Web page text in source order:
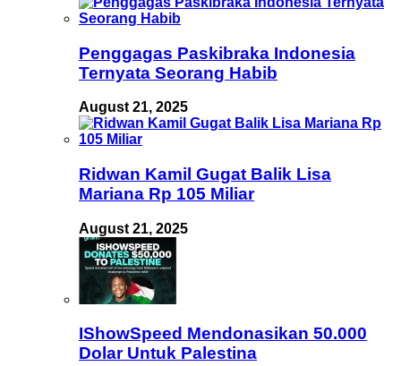
Penggagas Paskibraka Indonesia
Ternyata Seorang Habib
August 21, 2025
Ridwan Kamil Gugat Balik Lisa
Mariana Rp 105 Miliar
August 21, 2025
IShowSpeed Mendonasikan 50.000
Dolar Untuk Palestina